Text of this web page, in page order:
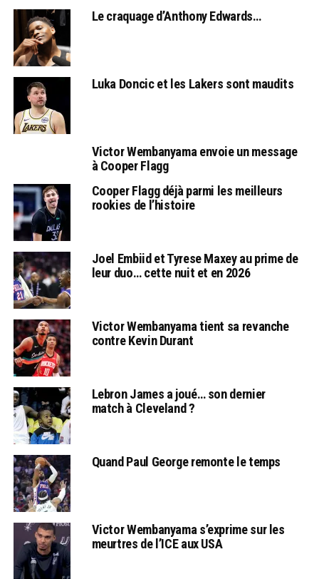
Le craquage d’Anthony Edwards…
Luka Doncic et les Lakers sont maudits
Victor Wembanyama envoie un message
à Cooper Flagg
Cooper Flagg déjà parmi les meilleurs
rookies de l’histoire
Joel Embiid et Tyrese Maxey au prime de
leur duo… cette nuit et en 2026
Victor Wembanyama tient sa revanche
contre Kevin Durant
Lebron James a joué… son dernier
match à Cleveland ?
Quand Paul George remonte le temps
Victor Wembanyama s’exprime sur les
meurtres de l’ICE aux USA